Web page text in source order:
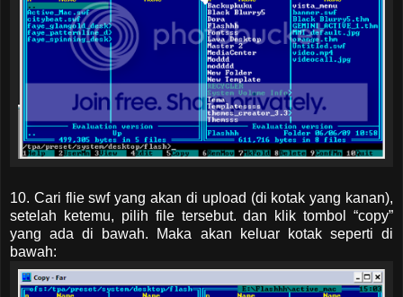
10. Cari flie swf yang akan di upload (di kotak yang kanan),
setelah ketemu, pilih file tersebut. dan klik tombol “copy”
yang ada di bawah. Maka akan keluar kotak seperti di
bawah: